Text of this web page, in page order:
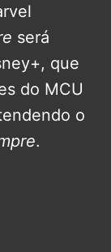
será
que
do MCU
o
.